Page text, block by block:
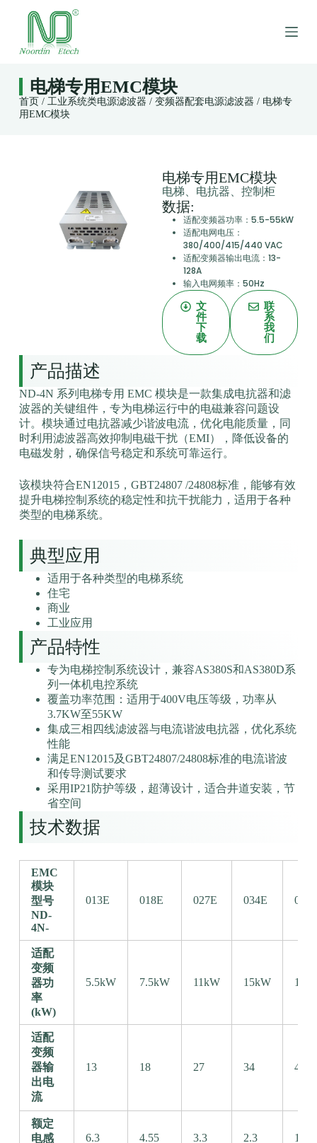
容
电梯专用EMC模块
首页 / 工业系统类电源滤波器 / 变频器配套电源滤波器 / 电梯专
用EMC模块
电梯专用EMC模块
电梯、电抗器、控制柜
数据:
适配变频器功率：5.5-55kW
适配电网电压：
380/400/415/440 VAC
适配变频器输出电流：13-
128A
输入电网频率：50Hz
文
件
下
载
联
系
我
们
产品描述
ND-4N 系列电梯专用 EMC 模块是一款集成电抗器和滤
波器的关键组件，专为电梯运行中的电磁兼容问题设
计。模块通过电抗器减少谐波电流，优化电能质量，同
时利用滤波器高效抑制电磁干扰（EMI），降低设备的
电磁发射，确保信号稳定和系统可靠运行。
该模块符合EN12015，GBT24807 /24808标准，能够有效
提升电梯控制系统的稳定性和抗干扰能力，适用于各种
类型的电梯系统。
典型应用
适用于各种类型的电梯系统
住宅
商业
工业应用
产品特性
专为电梯控制系统设计，兼容AS380S和AS380D系
列一体机电控系统
覆盖功率范围：适用于400V电压等级，功率从
3.7KW至55KW
集成三相四线滤波器与电流谐波电抗器，优化系统
性能
满足EN12015及GBT24807/24808标准的电流谐波
和传导测试要求
采用IP21防护等级，超薄设计，适合井道安装，节
省空间
技术数据
EMC
模块
型号
ND-
4N-
013E 018E 027E 034E
适配
变频
器功
率
(kW)
5.5kW 7.5kW 11kW 15kW
适配
变频
器输
出电
流
13 18 27 34 41
额定
电感
6.3 4.55 3.3 2.3 1.70